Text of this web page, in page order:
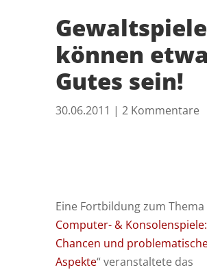
Gewaltspiele
können
Gutes sein!
30.06.2011 | 2 Kommentare
Eine Fortbildung zum Thema
Computer- & Konsolenspiele:
Chancen und
Aspekte“ veranstaltete das